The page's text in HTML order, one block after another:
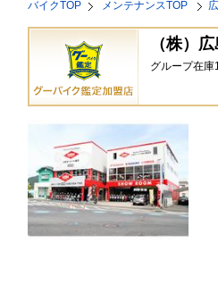
バイクTOP
メンテナンスTOP
（株）
グループ在